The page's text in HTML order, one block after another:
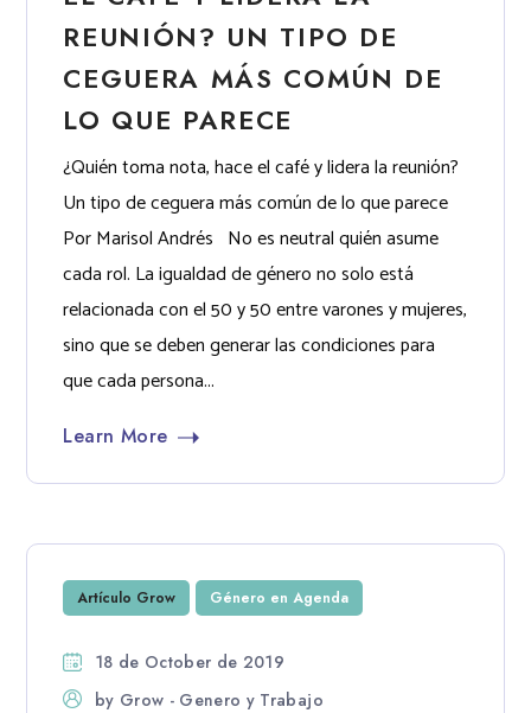
REUNIÓN? UN TIPO DE
CEGUERA MÁS COMÚN DE
LO QUE PARECE
¿Quién toma nota, hace el café y lidera la reunión?
Un tipo de ceguera más común de lo que parece
Por Marisol Andrés No es neutral quién asume
cada rol. La igualdad de género no solo está
relacionada con el 50 y 50 entre varones y mujeres,
sino que se deben generar las condiciones para
que cada persona...
Learn More
Artículo Grow Género en Agenda
18 de October de 2019
by Grow - Genero y Trabajo